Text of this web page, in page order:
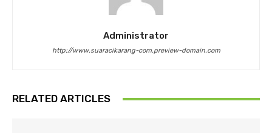
Administrator
http://www.suaracikarang-com.preview-domain.com
RELATED ARTICLES